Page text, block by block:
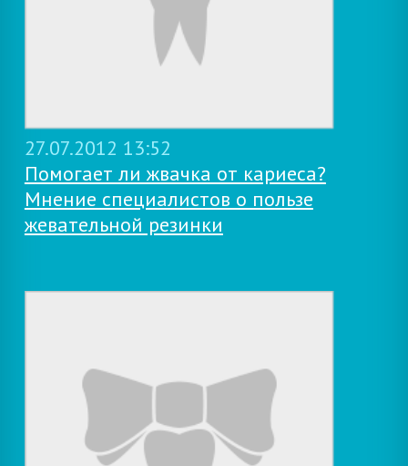
27.07.2012 13:52
Помогает ли жвачка от кариеса?
Мнение специалистов о пользе
жевательной резинки